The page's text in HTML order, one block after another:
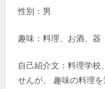
性別：男
趣味：料理、お酒、器
自己紹介文：料理学校
せんが、 趣味の料理